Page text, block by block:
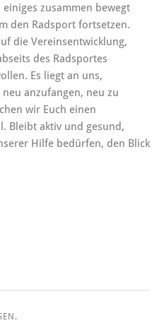
zusammen bewegt
den Radsport fortsetzen.
die Vereinsentwicklung,
des Radsportes
Es liegt an uns,
anzufangen, neu zu
wir Euch einen
Bleibt aktiv und gesund,
Hilfe bedürfen, den Blick